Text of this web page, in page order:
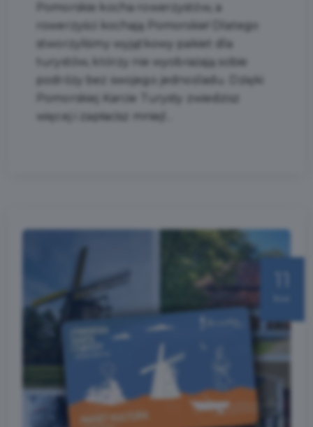
Pomorskie kocha rowerzystów, a
rowerzyści kochają Pomorskie! Dlatego
stworzyliśmy wyjątkowy pakiet dla
turystów, którzy nie wyobrażają sobie
podróży bez swojego jednośladu. Dzięki
Pomorskiej Karcie Turysty zwiedzisz
więcej i zapłacisz mniej!...